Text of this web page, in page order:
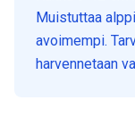
Muistuttaa
avoimempi.
harvennetaan